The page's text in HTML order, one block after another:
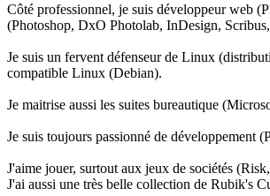
Côté professionnel, je suis développeur web
(Photoshop, DxO Photolab, InDesign,
Je suis un fervent défenseur de Linux
compatible Linux (Debian).
Je maitrise aussi les suites bureautique
Je suis toujours passionné de
J'aime jouer, surtout aux jeux de sociétés
J'ai aussi une très belle collection de Rubik's